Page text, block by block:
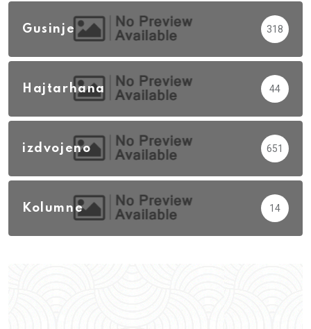
Gusinje 318
Hajtarhana 44
izdvojeno 651
Kolumne 14